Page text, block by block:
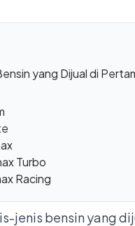
yang Dijual di
Turbo
Racing
jenis bensin yang